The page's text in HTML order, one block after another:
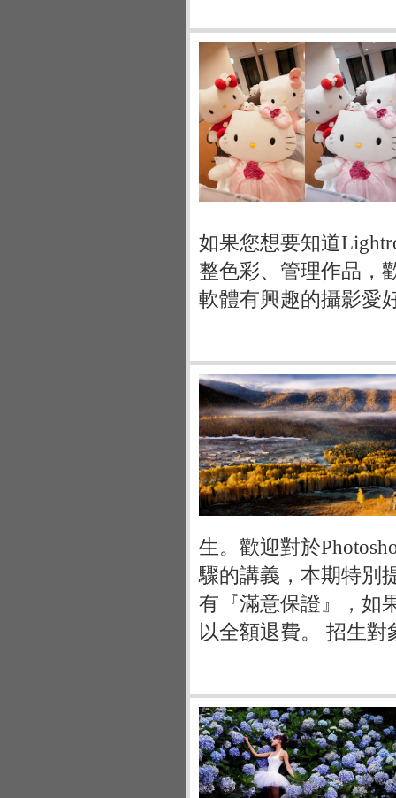
如果您想要知道
整色彩、管理作品，
軟體有興趣的攝影愛
生。歡迎對於
驟的講義，本期特別
有『滿意保證』，如
以全額退費。 招生對